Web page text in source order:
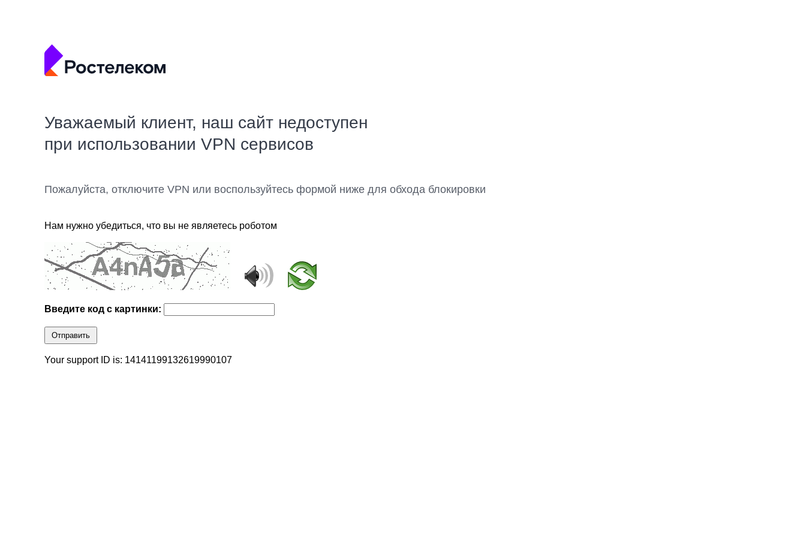
Уважаемый клиент, наш сайт недоступен
при использовании VPN сервисов
Пожалуйста, отключите VPN или воспользуйтесь формой ниже для обхода блокировки
Нам нужно убедиться, что вы не являетесь роботом
Введите код с картинки:
Отправить
Your support ID is: 14141199132619990107